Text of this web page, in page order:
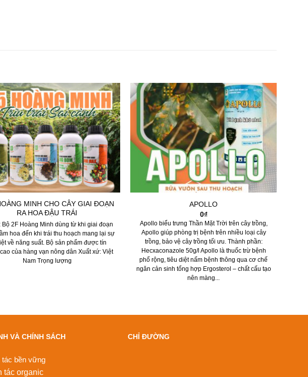
MINH CHO CÂY GIAI ĐOẠN
RA HOA ĐẬU TRÁI
Bộ 2F Hoàng Minh dùng từ khi giai đoạn
hoa đến khi trái thu hoạch mang lại sự
về năng suất. Bộ sản phẩm được tín
của hàng vạn nông dân Xuất xứ: Việt
Nam Trọng lượng
APOLLO
0₫
Apollo biểu trưng Thần Mặt Trời trên cây trồng,
Apollo giúp phòng trị bệnh trên nhiều loại cây
trồng, bảo vệ cây trồng tối ưu. Thành phần:
Hecxaconazole 50g/l Apollo là thuốc trừ bệnh
phổ rộng, tiêu diệt nấm bệnh thông qua cơ chế
ngăn cản sinh tổng hợp Ergosterol – chất cấu tạo
nên màng...
VÀ CHÍNH SÁCH
bền vững
tác organic
CHỈ ĐƯỜNG